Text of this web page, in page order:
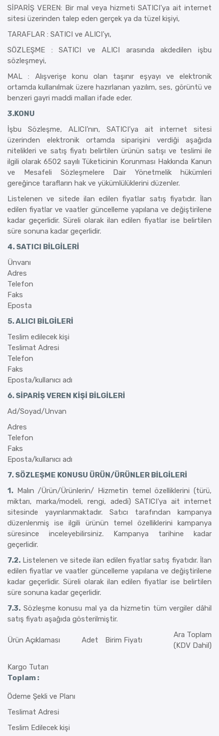
SİPARİŞ VEREN: Bir mal veya hizmeti SATICI’ya ait internet
sitesi üzerinden talep eden gerçek ya da tüzel kişiyi,
TARAFLAR : SATICI ve ALICI’yı,
SÖZLEŞME : SATICI ve ALICI arasında akdedilen işbu
sözleşmeyi,
MAL : Alışverişe konu olan taşınır eşyayı ve elektronik
ortamda kullanılmak üzere hazırlanan yazılım, ses, görüntü ve
benzeri gayri maddi malları ifade eder.
3.KONU
İşbu Sözleşme, ALICI’nın, SATICI’ya ait internet sitesi
üzerinden elektronik ortamda siparişini verdiği aşağıda
nitelikleri ve satış fiyatı belirtilen ürünün satışı ve teslimi ile
ilgili olarak 6502 sayılı Tüketicinin Korunması Hakkında Kanun
ve Mesafeli Sözleşmelere Dair Yönetmelik hükümleri
gereğince tarafların hak ve yükümlülüklerini düzenler.
Listelenen ve sitede ilan edilen fiyatlar satış fiyatıdır. İlan
edilen fiyatlar ve vaatler güncelleme yapılana ve değiştirilene
kadar geçerlidir. Süreli olarak ilan edilen fiyatlar ise belirtilen
süre sonuna kadar geçerlidir.
4. SATICI BİLGİLERİ
Ünvanı
Adres
Telefon
Faks
Eposta
5. ALICI BİLGİLERİ
Teslim edilecek kişi
Teslimat Adresi
Telefon
Faks
Eposta/kullanıcı adı
6. SİPARİŞ VEREN KİŞİ BİLGİLERİ
Ad/Soyad/Unvan
Adres
Telefon
Faks
Eposta/kullanıcı adı
7. SÖZLEŞME KONUSU ÜRÜN/ÜRÜNLER BİLGİLERİ
1. Malın /Ürün/Ürünlerin/ Hizmetin temel özelliklerini (türü,
miktarı, marka/modeli, rengi, adedi) SATICI’ya ait internet
sitesinde yayınlanmaktadır. Satıcı tarafından kampanya
düzenlenmiş ise ilgili ürünün temel özelliklerini kampanya
süresince inceleyebilirsiniz. Kampanya tarihine kadar
geçerlidir.
7.2. Listelenen ve sitede ilan edilen fiyatlar satış fiyatıdır. İlan
edilen fiyatlar ve vaatler güncelleme yapılana ve değiştirilene
kadar geçerlidir. Süreli olarak ilan edilen fiyatlar ise belirtilen
süre sonuna kadar geçerlidir.
7.3. Sözleşme konusu mal ya da hizmetin tüm vergiler dâhil
satış fiyatı aşağıda gösterilmiştir.
Ürün Açıklaması Adet Birim Fiyatı
Ara Toplam
(KDV Dahil)
Kargo Tutarı
Toplam :
Ödeme Şekli ve Planı
Teslimat Adresi
Teslim Edilecek kişi